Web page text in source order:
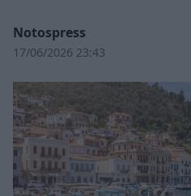
Notospress
17/06/2026 23:43